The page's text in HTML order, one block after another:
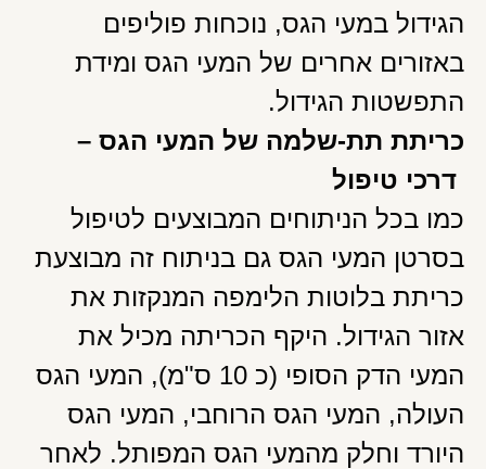
הגידול במעי הגס, נוכחות פוליפים
באזורים אחרים של המעי הגס ומידת
התפשטות הגידול.
כריתת תת-שלמה של המעי הגס –
דרכי טיפול
כמו בכל הניתוחים המבוצעים לטיפול
בסרטן המעי הגס גם בניתוח זה מבוצעת
כריתת בלוטות הלימפה המנקזות את
אזור הגידול. היקף הכריתה מכיל את
המעי הדק הסופי (כ 10 ס"מ), המעי הגס
העולה, המעי הגס הרוחבי, המעי הגס
היורד וחלק מהמעי הגס המפותל. לאחר